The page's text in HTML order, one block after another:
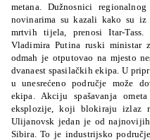
metana. Dužnosnici
novinarima su kazali kako su
mrtvih tijela, prenosi Itar-Tass.
Vladimira Putina ruski ministar
odmah je otputovao na mjesto
dvanaest spasilačkih ekipa. U
u unesrećeno područje može
ekipa. Akciju spašavanja
eksplozije, koji blokiraju izlaz
Ulijanovsk jedan je od
Sibira. To je industrijsko